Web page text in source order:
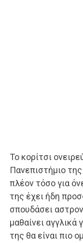
Το κορίτσι
Πανεπιστήμιο
πλέον τόσο για
της έχει ήδη
σπουδάσει
μαθαίνει αγγλικά
της θα είναι πιο